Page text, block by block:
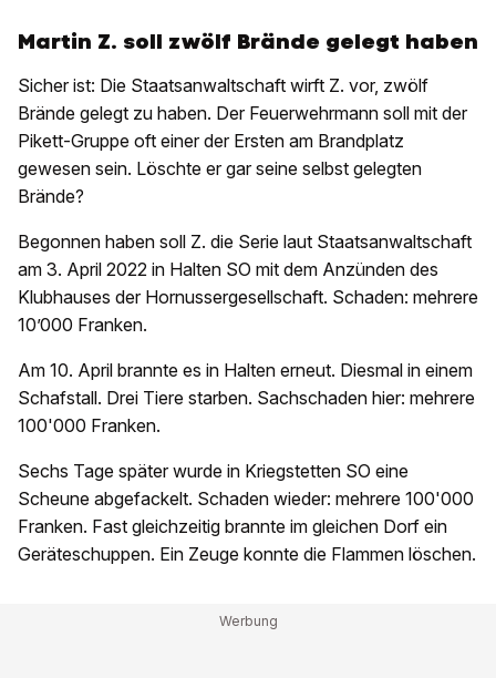
Martin Z. soll zwölf Brände gelegt haben
Sicher ist: Die Staatsanwaltschaft wirft Z. vor, zwölf
Brände gelegt zu haben. Der Feuerwehrmann soll mit der
Pikett-Gruppe oft einer der Ersten am Brandplatz
gewesen sein. Löschte er gar seine selbst gelegten
Brände?
Begonnen haben soll Z. die Serie laut Staatsanwaltschaft
am 3. April 2022 in Halten SO mit dem Anzünden des
Klubhauses der Hornussergesellschaft. Schaden: mehrere
10’000 Franken.
Am 10. April brannte es in Halten erneut. Diesmal in einem
Schafstall. Drei Tiere starben. Sachschaden hier: mehrere
100'000 Franken.
Sechs Tage später wurde in Kriegstetten SO eine
Scheune abgefackelt. Schaden wieder: mehrere 100'000
Franken. Fast gleichzeitig brannte im gleichen Dorf ein
Geräteschuppen. Ein Zeuge konnte die Flammen löschen.